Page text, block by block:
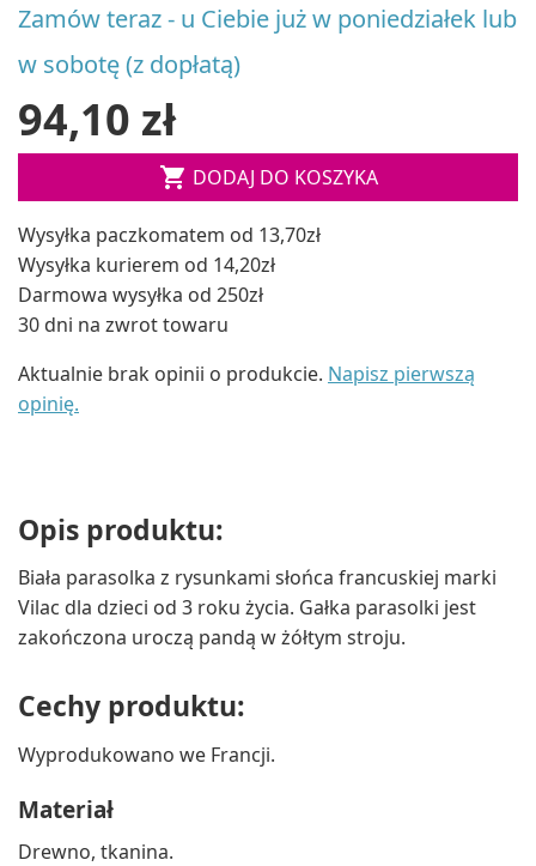
Zamów teraz - u Ciebie już w poniedziałek lub
w sobotę (z dopłatą)
94,10 zł
 DODAJ DO KOSZYKA
Wysyłka paczkomatem od 13,70zł
Wysyłka kurierem od 14,20zł
Darmowa wysyłka od 250zł
30 dni na zwrot towaru
Aktualnie brak opinii o produkcie. Napisz pierwszą
opinię.
Opis produktu:
Biała parasolka z rysunkami słońca francuskiej marki
Vilac dla dzieci od 3 roku życia. Gałka parasolki jest
zakończona uroczą pandą w żółtym stroju.
Cechy produktu:
Wyprodukowano we Francji.
Materiał
Drewno, tkanina.